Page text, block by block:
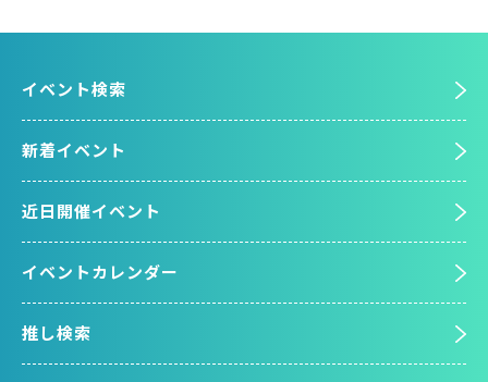
イベント検索
新着イベント
近日開催イベント
イベントカレンダー
推し検索